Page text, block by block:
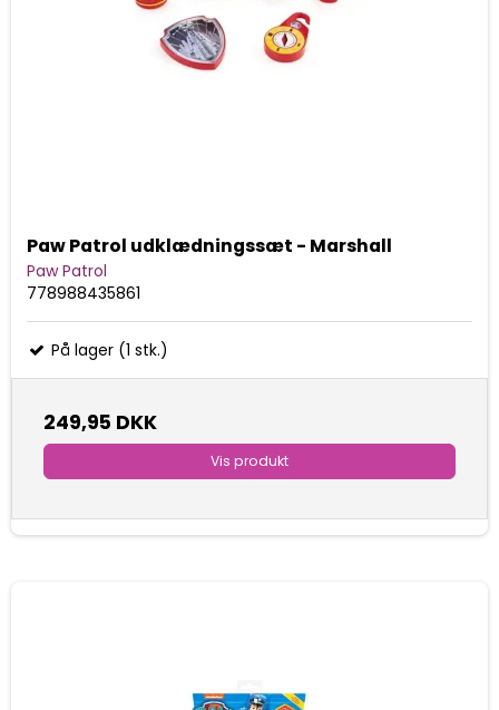
Paw Patrol udklædningssæt - Marshall
Paw Patrol
778988435861
På lager (1 stk.)
249,95 DKK
Vis produkt